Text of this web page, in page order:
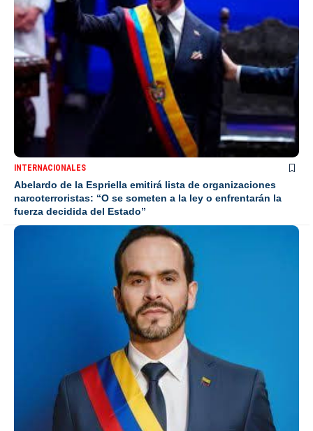
INTERNACIONALES
Abelardo de la Espriella emitirá lista de organizaciones
narcoterroristas: “O se someten a la ley o enfrentarán la
fuerza decidida del Estado”